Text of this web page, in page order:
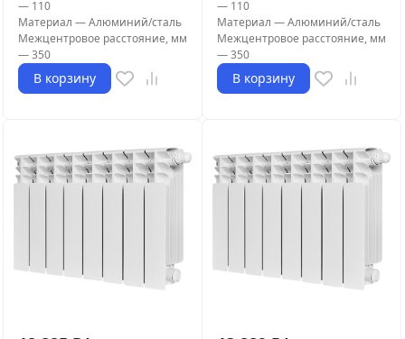
— 110
Материал —Алюминий/сталь
Межцентровое расстояние, мм
—350
В корзину
— 110
Материал —Алюминий/сталь
Межцентровое расстояние, мм
—350
В корзину